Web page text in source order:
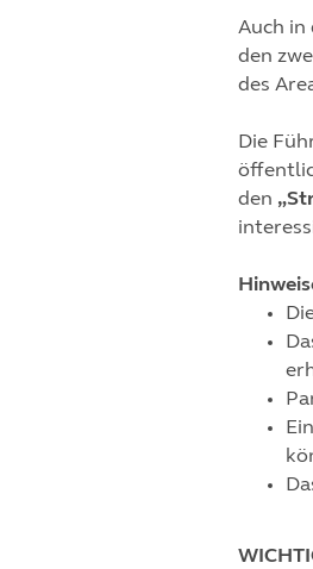
Auch in
den
des
Die
den